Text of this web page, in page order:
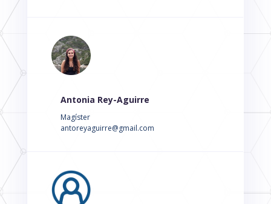
Antonia Rey-Aguirre
Magíster
antoreyaguirre@gmail.com